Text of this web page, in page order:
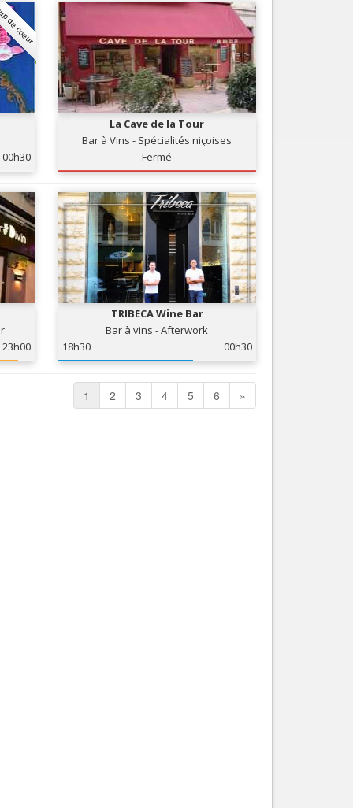
coeur
00h30
La Cave de la Tour
Bar à Vins - Spécialités niçoises
Fermé
23h00
TRIBECA Wine Bar
Bar à vins - Afterwork
18h30
00h30
1 2 3 4 5 6 »